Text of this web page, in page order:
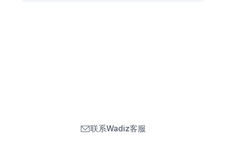
联系Wadiz客服